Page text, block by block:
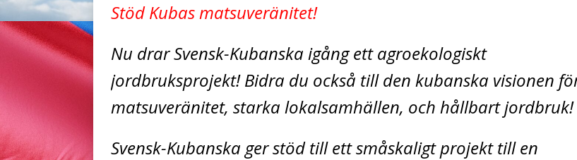
Stöd Kubas matsuveränitet!
Nu drar Svensk-Kubanska igång ett agroekologiskt
jordbruksprojekt! Bidra du också till den kubanska visionen
matsuveränitet, starka lokalsamhällen, och hållbart jordbruk!
Svensk-Kubanska ger stöd till ett småskaligt projekt till en